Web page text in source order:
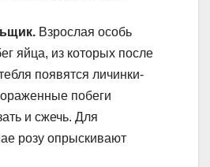
Взрослая особь
яйца, из которых после
появятся личинки-
побеги
и сжечь. Для
розу опрыскивают